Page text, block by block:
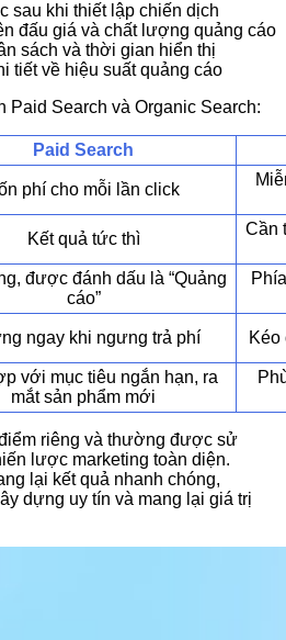
sau khi thiết lập chiến dịch
đấu giá và chất lượng quảng cáo
sách và thời gian hiển thị
tiết về hiệu suất quảng cáo
Paid Search và Organic Search:
Paid Search
phí cho mỗi lần click
Kết quả tức thì
Cần
được đánh dấu là “Quảng
cáo”
ngay khi ngưng trả phí Kéo
với mục tiêu ngắn hạn, ra
mắt sản phẩm mới
riêng và thường được sử
lược marketing toàn diện.
lại kết quả nhanh chóng,
dựng uy tín và mang lại giá trị